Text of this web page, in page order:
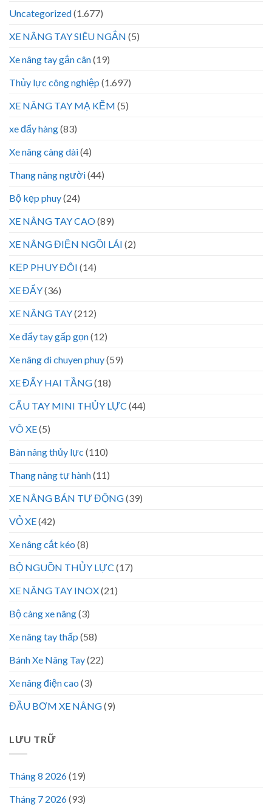
Uncategorized(1.677)
XE NÂNG TAY SIÊU NGẮN (5)
Xe nâng tay gắn cân(19)
Thủy lực công nghiệp (1.697)
XE NÂNG TAY MẠ KẼM (5)
xe đẩy hàng(83)
Xe nâng càng dài(4)
Thang nâng người(44)
Bộ kẹp phuy(24)
XE NÂNG TAY CAO(89)
XE NÂNG ĐIỆN NGỒI LÁI (2)
KẸP PHUY ĐÔI (14)
XE ĐẨY(36)
XE NÂNG TAY(212)
Xe đẩy tay gấp gọn(12)
Xe nâng di chuyen phuy(59)
XE ĐẨY HAI TẦNG(18)
CẨU TAY MINI THỦY LỰC (44)
VÕ XE(5)
Bàn nâng thủy lực (110)
Thang nâng tự hành(11)
XE NÂNG BÁN TỰ ĐỘNG(39)
VỎ XE(42)
Xe nâng cắt kéo (8)
BỘ NGUỒN THỦY LỰC (17)
XE NÂNG TAY INOX(21)
Bộ càng xe nâng(3)
Xe nâng tay thấp (58)
Bánh Xe Nâng Tay(22)
Xe nâng điện cao (3)
ĐẦU BƠM XE NÂNG(9)
LƯU TRỮ
Tháng 8 2026(19)
Tháng 7 2026(93)